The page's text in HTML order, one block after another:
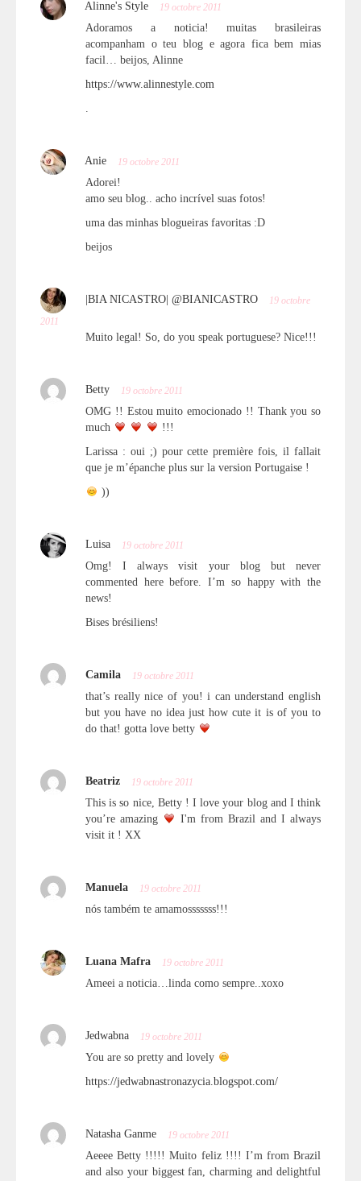
Alinne's Style 19 octobre 2011
Adoramos a noticia! muitas brasileiras
acompanham o teu blog e agora fica bem mias
facil… beijos, Alinne
https://www.alinnestyle.com
.
Anie 19 octobre 2011
Adorei!
amo seu blog.. acho incrível suas fotos!
uma das minhas blogueiras favoritas :D
beijos
|BIA NICASTRO| @BIANICASTRO
19 octobre
2011
Muito legal! So, do you speak portuguese? Nice!!!
Betty 19 octobre 2011
OMG !! Estou muito emocionado !! Thank you so
much
!!!
Larissa : oui ;) pour cette première fois, il fallait
que je m’épanche plus sur la version Portugaise !
))
Luisa 19 octobre 2011
Omg! I always visit your blog but never
commented here before. I’m so happy with the
news!
Bises brésiliens!
Camila 19 octobre 2011
that’s really nice of you! i can understand english
but you have no idea just how cute it is of you to
do that! gotta love betty
Beatriz 19 octobre 2011
This is so nice, Betty ! I love your blog and I think
you’re amazing
I'm from Brazil and I always
visit it ! XX
Manuela 19 octobre 2011
nós também te amamosssssss!!!
Luana Mafra 19 octobre 2011
Ameei a noticia…linda como sempre..xoxo
Jedwabna 19 octobre 2011
You are so pretty and lovely
https://jedwabnastronazycia.blogspot.com/
Natasha Ganme 19 octobre 2011
Aeeee Betty !!!!! Muito feliz !!!! I’m from Brazil
and also your biggest fan, charming and delightful